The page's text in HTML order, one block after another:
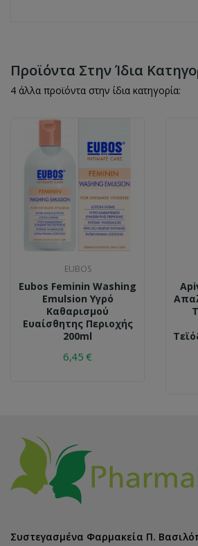
Προϊόντα Στην Ίδια
4 άλλα προϊόντα στην ίδια κατηγορία:
EUBOS
Eubos Feminin Washing
Emulsion Υγρό
Καθαρισμού
Ευαίσθητης Περιοχής
200ml
6,45 €
Συστεγασμένα Φαρμακεία Π.